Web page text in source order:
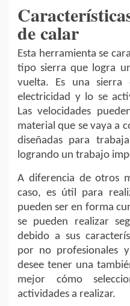
de calar
Esta herramienta se
tipo sierra que logra
vuelta. Es una sierra
electricidad y lo se
Las velocidades
material que se vaya a
diseñadas para
logrando un trabajo
A diferencia de otros
caso, es útil para
pueden ser en forma
se pueden realizar
debido a sus
por no profesionales
desee tener una
mejor cómo
actividades a realizar.